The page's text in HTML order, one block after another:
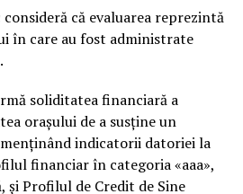
că evaluarea reprezintă
în care au fost administrate
soliditatea financiară a
orașului de a susține un
indicatorii datoriei la
financiar în categoria «aaa»,
și Profilul de Credit de Sine